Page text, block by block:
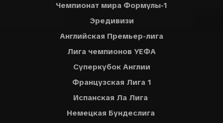
Чемпионат мира Формулы-1
Эредивизи
Английская Премьер-лига
Лига чемпионов УЕФА
Суперкубок Англии
Французская Лига 1
Испанская Ла Лига
Немецкая Бундеслига